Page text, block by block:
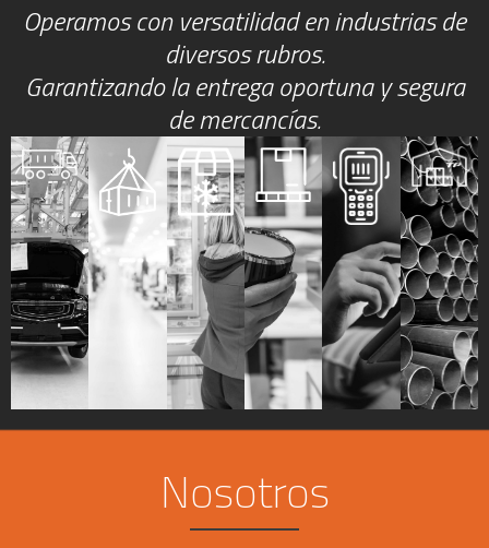
Operamos con versatilidad en industrias de
diversos rubros.
Garantizando la entrega oportuna y segura
de mercancías.
Nosotros